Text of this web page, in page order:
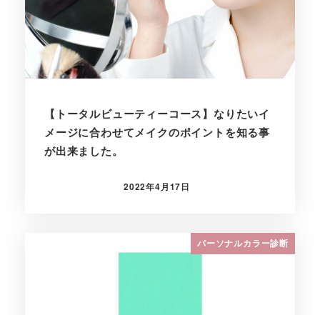
【トータルビューティーコース】なりたいイ
メージに合わせてメイクのポイントを知る事
が出来ました。
投稿日
2022年4月17日
パーソナルカラー診断